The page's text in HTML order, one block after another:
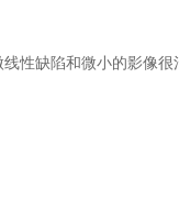
性缺陷和微小的影像很